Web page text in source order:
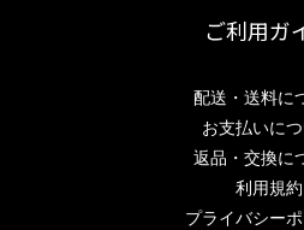
ご利用ガ
配送・送料に
お支払いに
返品・交換に
利用規約
プライバシー